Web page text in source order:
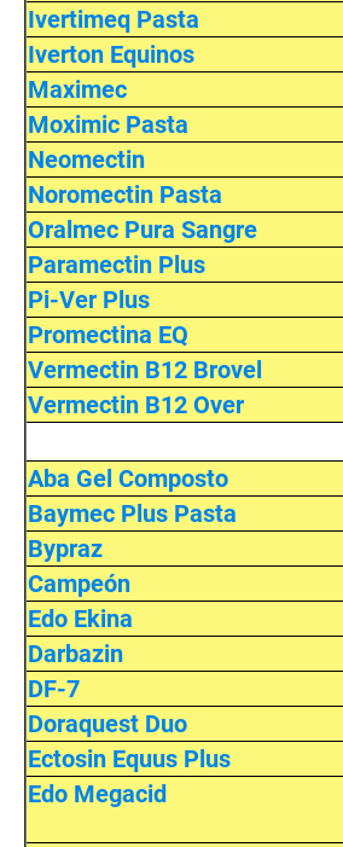
Ivertimeq Pasta
Iverton Equinos
Maximec
Moximic Pasta
Neomectin
Noromectin Pasta
Oralmec Pura Sangre
Paramectin Plus
Pi-Ver Plus
Promectina EQ
Vermectin B12 Brovel
Vermectin B12 Over
Aba Gel Composto
Baymec Plus Pasta
Bypraz
Campeón
Edo Ekina
Darbazin
DF-7
Doraquest Duo
Ectosin Equus Plus
Edo Megacid